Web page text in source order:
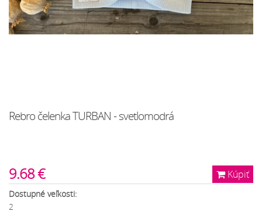
Rebro čelenka TURBAN - svetlomodrá
Kúpiť
9.68 €
Dostupné veľkosti:
2